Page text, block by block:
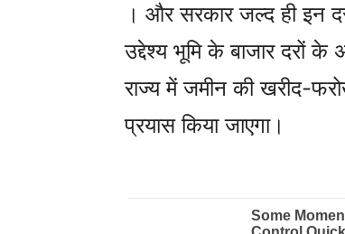
। और सरकार जल्द ही इन
उद्देश्य भूमि के बाजार दरों
राज्य में जमीन की खरीद-
प्रयास किया जाएगा।